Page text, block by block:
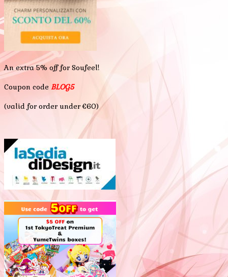
An extra 5% off for Soufeel!
Coupon code BLOG5
(valid for order under €60)